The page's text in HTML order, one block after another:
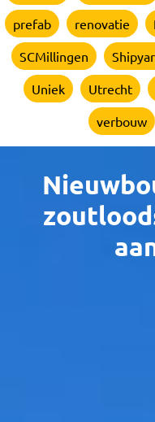
prefab
renovatie
SCMillingen
Uniek
Utrecht
verbouw